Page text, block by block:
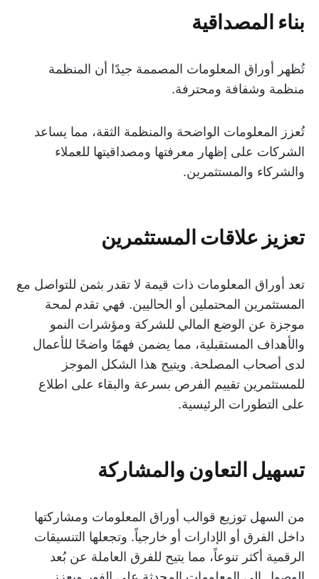
بناء المصداقية
تُظهر أوراق المعلومات المصممة جيدًا أن المنظمة
منظمة وشفافة ومحترفة.
تُعزز المعلومات الواضحة والمنظمة الثقة، مما يساعد
الشركات على إظهار معرفتها ومصداقيتها للعملاء
والشركاء والمستثمرين.
تعزيز علاقات المستثمرين
تعد أوراق المعلومات ذات قيمة لا تقدر بثمن للتواصل مع
المستثمرين المحتملين أو الحاليين. فهي تقدم لمحة
موجزة عن الوضع المالي للشركة ومؤشرات النمو
والأهداف المستقبلية، مما يضمن فهمًا واضحًا للأعمال
لدى أصحاب المصلحة. ويتيح هذا الشكل الموجز
للمستثمرين تقييم الفرص بسرعة والبقاء على اطلاع
على التطورات الرئيسية.
تسهيل التعاون والمشاركة
من السهل توزيع قوالب أوراق المعلومات ومشاركتها
داخل الفرق أو الإدارات أو خارجياً. وتجعلها التنسيقات
الرقمية أكثر تنوعاً، مما يتيح للفرق العاملة عن بُعد